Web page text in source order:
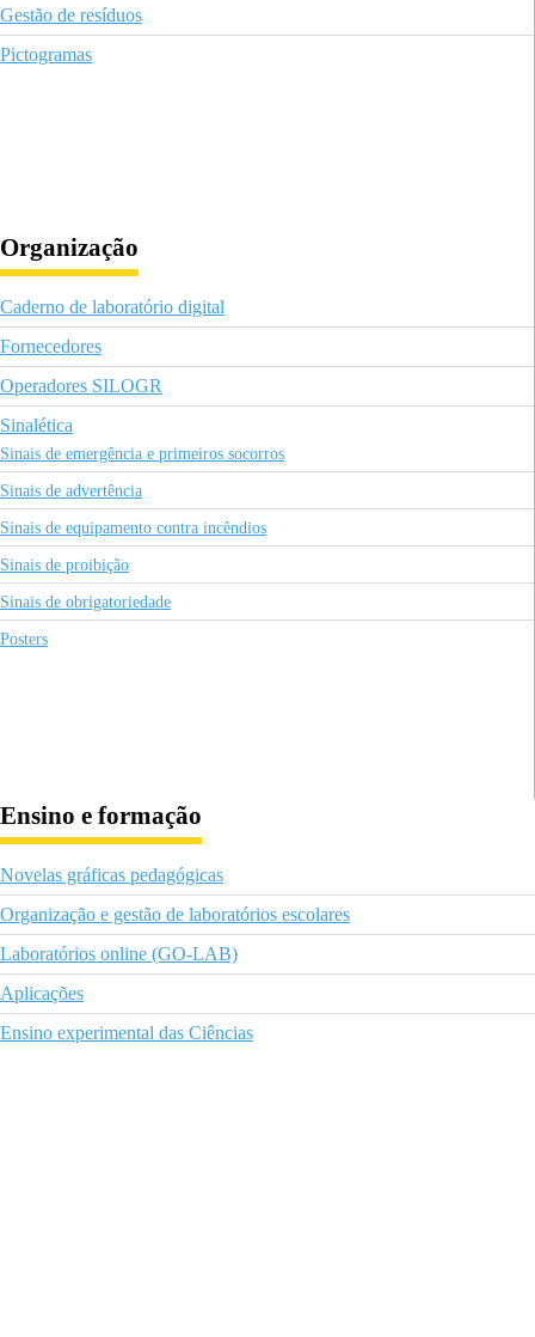
Gestão de resíduos
Pictogramas
Organização
Caderno de laboratório digital
Fornecedores
Operadores SILOGR
Sinalética
Sinais de emergência e primeiros socorros
Sinais de advertência
Sinais de equipamento contra incêndios
Sinais de proibição
Sinais de obrigatoriedade
Posters
Ensino e formação
Novelas gráficas pedagógicas
Organização e gestão de laboratórios escolares
Laboratórios online (GO-LAB)
Aplicações
Ensino experimental das Ciências